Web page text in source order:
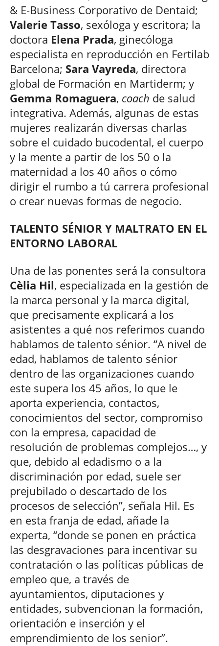
& E-Business Corporativo de Dentaid;
Valerie Tasso, sexóloga y escritora; la
doctora Elena Prada, ginecóloga
especialista en reproducción en Fertilab
Barcelona; Sara Vayreda, directora
global de Formación en Martiderm; y
Gemma Romaguera, coach de salud
integrativa. Además, algunas de estas
mujeres realizarán diversas charlas
sobre el cuidado bucodental, el cuerpo
y la mente a partir de los 50 o la
maternidad a los 40 años o cómo
dirigir el rumbo a tú carrera profesional
o crear nuevas formas de negocio.
TALENTO SÉNIOR Y MALTRATO EN EL
ENTORNO LABORAL
Una de las ponentes será la consultora
Cèlia Hil, especializada en la gestión de
la marca personal y la marca digital,
que precisamente explicará a los
asistentes a qué nos referimos cuando
hablamos de talento sénior. “A nivel de
edad, hablamos de talento sénior
dentro de las organizaciones cuando
este supera los 45 años, lo que le
aporta experiencia, contactos,
conocimientos del sector, compromiso
con la empresa, capacidad de
resolución de problemas complejos…, y
que, debido al edadismo o a la
discriminación por edad, suele ser
prejubilado o descartado de los
procesos de selección”, señala Hil. Es
en esta franja de edad, añade la
experta, “donde se ponen en práctica
las desgravaciones para incentivar su
contratación o las políticas públicas de
empleo que, a través de
ayuntamientos, diputaciones y
entidades, subvencionan la formación,
orientación e inserción y el
emprendimiento de los senior”.